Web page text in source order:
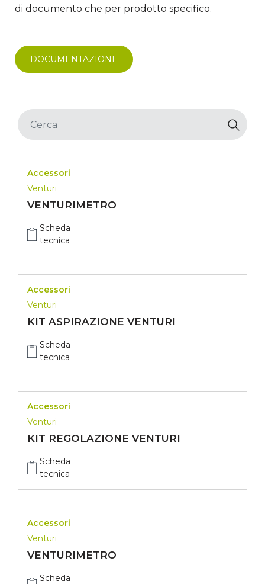
di documento che per prodotto specifico.
DOCUMENTAZIONE
Accessori
Venturi
VENTURIMETRO
Scheda
tecnica
Accessori
Venturi
KIT ASPIRAZIONE VENTURI
Scheda
tecnica
Accessori
Venturi
KIT REGOLAZIONE VENTURI
Scheda
tecnica
Accessori
Venturi
VENTURIMETRO
Scheda